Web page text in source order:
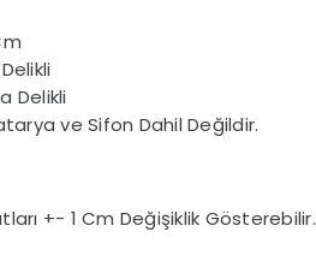
Delikli
ve Sifon Dahil Değildir.
+- 1 Cm Değişiklik Gösterebilir.